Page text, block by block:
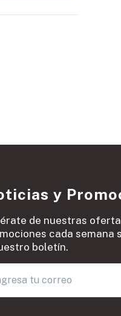
y
de nuestras
cada semana
boletín.